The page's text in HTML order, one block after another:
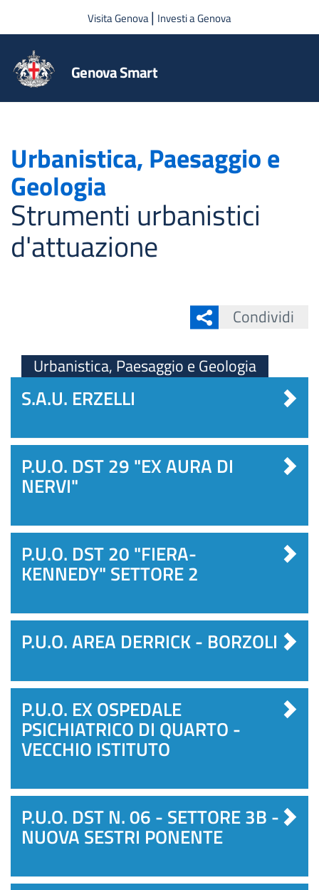
Salta al contenuto principale
Visita Genova| Investi a Genova
Genova Smart
Urbanistica, Paesaggio e
Geologia
Strumenti urbanistici
d'attuazione
Condividi
Urbanistica, Paesaggio e Geologia
S.A.U. ERZELLI
P.U.O. DST 29 "EX AURA DI
NERVI"
P.U.O. DST 20 "FIERA-
KENNEDY" SETTORE 2
P.U.O. AREA DERRICK - BORZOLI
P.U.O. EX OSPEDALE
PSICHIATRICO DI QUARTO -
VECCHIO ISTITUTO
P.U.O. DST N. 06 - SETTORE 3B -
NUOVA SESTRI PONENTE